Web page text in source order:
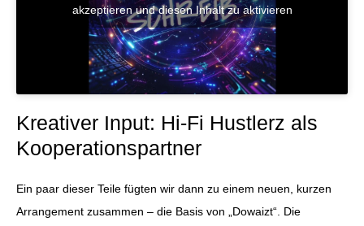
akzeptieren und diesen Inhalt zu aktivieren
Kreativer Input: Hi-Fi Hustlerz als
Kooperationspartner
Ein paar dieser Teile fügten wir dann zu einem neuen, kurzen
Arrangement zusammen – die Basis von „Dowaizt“. Die